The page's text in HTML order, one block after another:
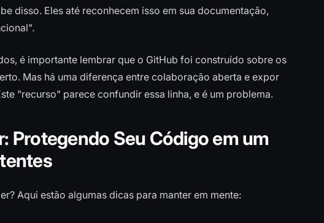
disso. Eles até reconhecem isso em sua documentação,
é importante lembrar que o GitHub foi construído sobre os
Mas há uma diferença entre colaboração aberta e expor
"recurso" parece confundir essa linha, e é um problema.
Protegendo Seu Código em um
Aqui estão algumas dicas para manter em mente: